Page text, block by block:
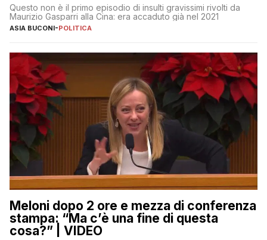
Questo non è il primo episodio di insulti gravissimi rivolti da
Maurizio Gasparri alla Cina: era accaduto già nel 2021
ASIA BUCONI-POLITICA
Meloni dopo 2 ore e mezza di conferenza
stampa: “Ma c’è una fine di questa
cosa?” | VIDEO